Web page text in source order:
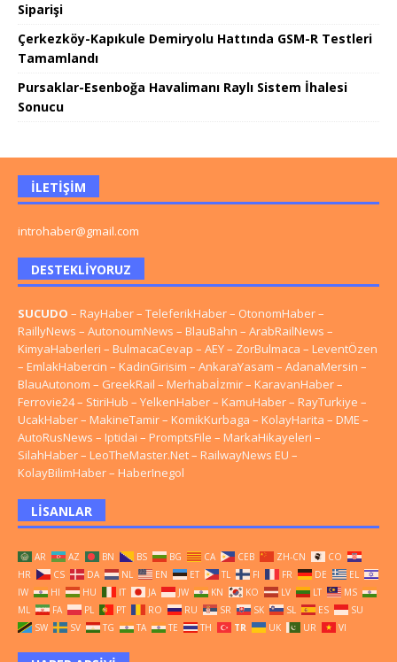
Siparişi
Çerkezköy-Kapıkule Demiryolu Hattında GSM-R Testleri
Tamamlandı
Pursaklar-Esenboğa Havalimanı Raylı Sistem İhalesi
Sonucu
İLETIŞIM
introhaber@gmail.com
DESTEKLIYORUZ
SUCUDO – RayHaber– TeleferikHaber– OtonomHaber–
RaillyNews – AutonoumNews – BlauBahn – ArabRailNews –
KimyaHaberleri – BulmacaCevap – AEY– ZorBulmaca – LeventÖzen
– EmlakHabercin – KadinGirisim – AnkaraYasam – AdanaMersin –
BlauAutonom – GreekRail – Merhabaİzmir– KaravanHaber–
Ferrovie24– StiriHub – YelkenHaber– KamuHaber– RayTurkiye –
UcakHaber– MakineTamir– KomikKurbaga – KolayHarita – DME –
AutoRusNews – Iptidai – PromptsFile – MarkaHikayeleri –
SilahHaber– LeoTheMaster.Net– RailwayNews EU –
KolayBilimHaber– HaberInegol
LISANLAR
AR AZ BN BS BG CA CEB ZH-CN
CO
HR
CS DA NL EN ET TL FI FR DE
EL
IW
HI HU IT JA JW KN KO LV LT
MS
ML
FA PL PT RO RU SR SK SL ES
SU
SW
SV TG TA TE TH TR UK UR VI